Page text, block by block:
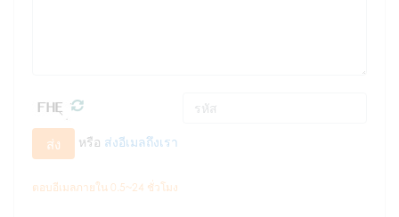
ส่ง หรือ ส่งอีเมลถึงเรา
ตอบอีเมลภายใน 0.5~24 ชั่วโมง